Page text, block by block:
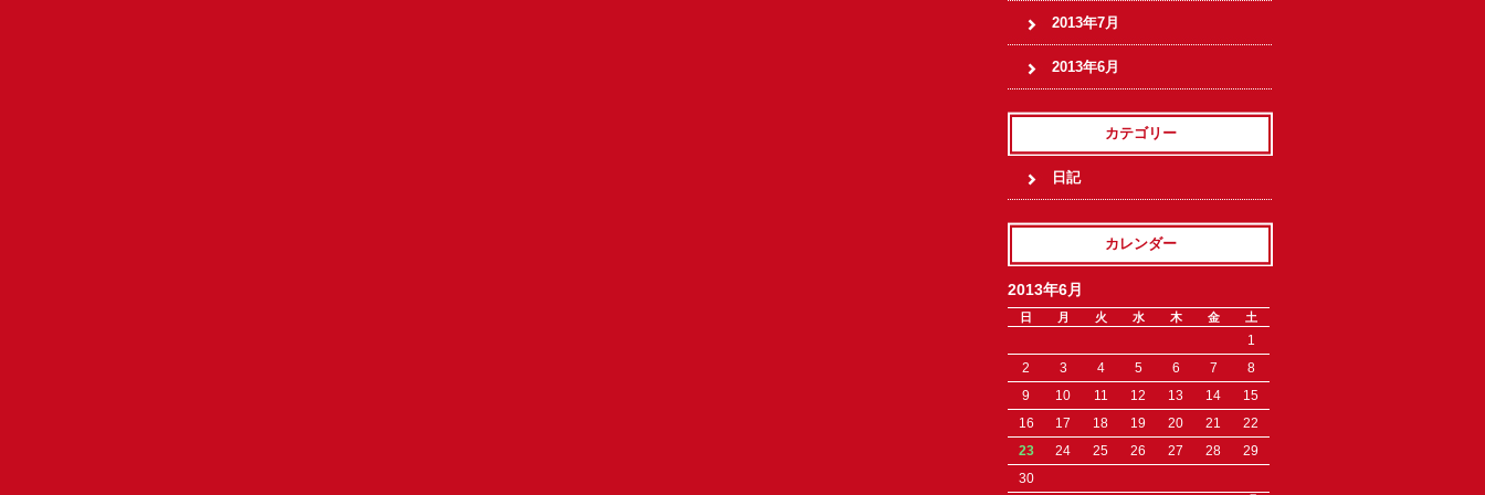
2013年7月
2013年6月
カテゴリー
日記
カレンダー
2013年6月
日 月 火 水 木 金 土
1
2
3 4 5 6 7
8
9
10 11 12 13 14
15
16
17 18 19 20 21
22
23
24 25 26 27 28
29
30